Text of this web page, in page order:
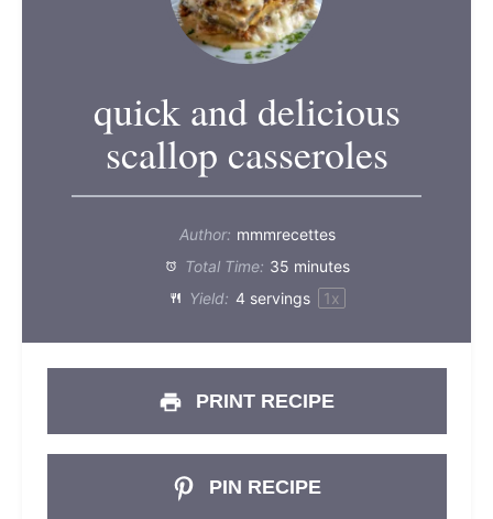
quick and delicious
scallop casseroles
Author: mmmrecettes
Total Time: 35 minutes
Yield: 4servings 1x
PRINT RECIPE
PIN RECIPE